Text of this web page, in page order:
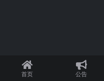
首页 公告